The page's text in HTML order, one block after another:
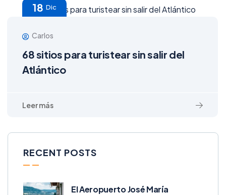
18 Dic
Carlos
68 sitios para turistear sin salir del
Atlántico
RECENT POSTS
El Aeropuerto José María